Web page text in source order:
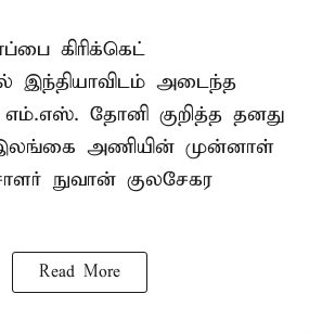
கிரிக்கெட்
இந்தியாவிடம் அடைந்த
தோனி குறித்த தனது
அணியின் முன்னாள்
நுவான் குலசேகர
Read More